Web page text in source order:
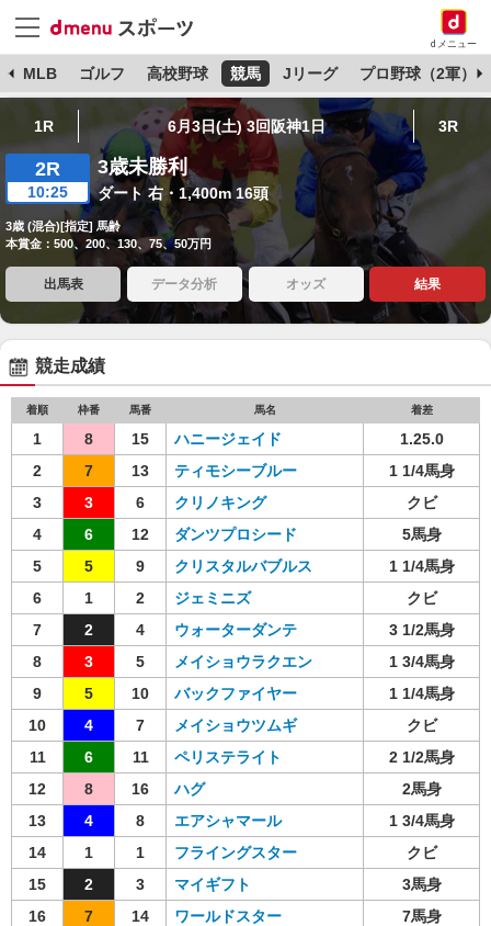
dメニュー
MLB ゴルフ 高校野球 競馬 Jリーグ プロ野球（2軍）
1R 6月3日(土) 3回阪神1日 3R
2R
10:25
3歳未勝利
ダート 右・1,400m 16頭
3歳 (混合)[指定] 馬齢
本賞金：500、200、130、75、50万円
出馬表 データ分析 オッズ 結果
競走成績
着順 枠番 馬番 馬名 着差
1 8 15 ハニージェイド
1.25.0
2
7 13 ティモシーブルー
1 1/4馬身
3
3 6 クリノキング
クビ
4
6 12 ダンツプロシード
5馬身
5
5 9 クリスタルバブルス
1 1/4馬身
6
1 2 ジェミニズ
クビ
7
2 4 ウォーターダンテ
3 1/2馬身
8
3 5 メイショウラクエン
1 3/4馬身
9
5 10 バックファイヤー
1 1/4馬身
10
4 7 メイショウツムギ
クビ
11
6 11 ペリステライト
2 1/2馬身
12
8 16 ハグ
2馬身
13
4 8 エアシャマール
1 3/4馬身
14
1 1 フライングスター
クビ
15
2 3 マイギフト
3馬身
16
7 14 ワールドスター 7馬身